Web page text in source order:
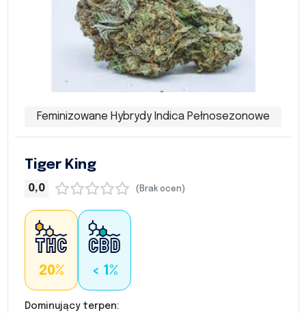
Feminizowane Hybrydy Indica Pełnosezonowe
Tiger King
0,0 (Brak ocen)
20% < 1%
Dominujący terpen: